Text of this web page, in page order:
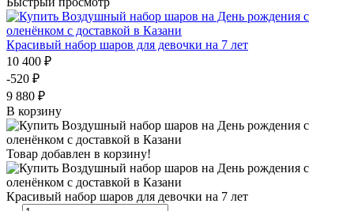
Красивый набор шаров для девочки на 7 лет
10 400 ₽
-520 ₽
9 880 ₽
В корзину
Товар добавлен в корзину!
Красивый набор шаров для девочки на 7 лет